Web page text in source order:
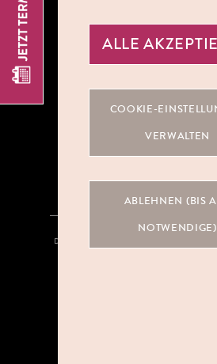
ALLE
COOKIE-
VERWALTEN
ABLEHNEN (BIS
NOTWENDIGE)
ÜBER
DATENSCHUTZ